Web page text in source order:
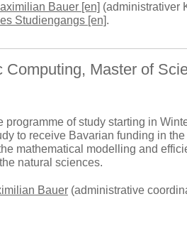
Bauer [en] (administrativer
Studiengangs [en].
Master of
of study starting in
to receive Bavarian funding in
mathematical modelling and
natural sciences.
Bauer (administrative